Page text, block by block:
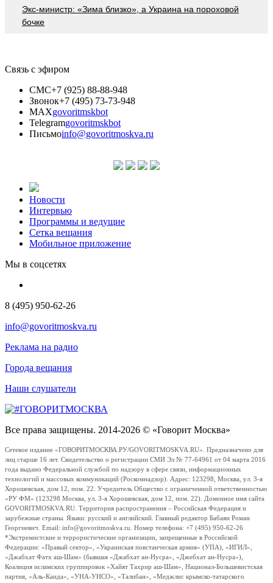
Экс-министр: «Зима близко», а Украина на пороховой
бочке
Связь с эфиром
СМС+7 (925) 88-88-948
Звонок+7 (495) 73-73-948
MAXgovoritmskbot
Telegramgovoritmskbot
Письмоinfo@govoritmoskva.ru
Новости
Интервью
Программы и ведущие
Сетка вещания
Мобильное приложение
Мы в соцсетях
8 (495) 950-62-26
info@govoritmoskva.ru
Реклама на радио
Города вещания
Наши слушатели
Все права защищены. 2014-2026 © «Говорит Москва»
Сетевое издание «ГОВОРИТМОСКВА.РУ/GOVORITMOSKVA.RU». Предназначено для
лиц старше 16 лет. Свидетельство о регистрации СМИ Эл № 77-64961 от 04 марта 2016
года выдано Федеральной службой по надзору в сфере связи, информационных
технологий и массовых коммуникаций (Роскомнадзор). Адрес: 123298, Москва, ул. 3-я
Хорошевская, дом 12, пом. 22. Учредитель Общество с ограниченной ответственностью
«РУ ФМ» (123298 Москва, ул. 3-я Хорошевская, дом 12, пом. 22). Доменное имя сайта
GOVORITMOSKVA.RU. Территория распространения – Российская Федерация и
зарубежные страны. Языки: русский и английский. Главный редактор Бабаян Роман
Георгиевич. Email: info@govoritmoskva.ru. Номер телефона: +7 (495) 950-62-26
*Экстремистские и террористические организации, запрещенные в Российской
Федерации: «Правый сектор», «Украинская повстанческая армия» (УПА), «ИГИЛ»,
«Джабхат Фатх аш-Шам» (бывшая «Джабхат ан-Нусра», «Джебхат ан-Нусра»),
Коалиция исламских группировок «Хайят Тахрир аш-Шам», Национал-Большевистская
партия, «Аль-Каида», «УНА-УНСО», «Талибан», «Меджлис крымско-татарского